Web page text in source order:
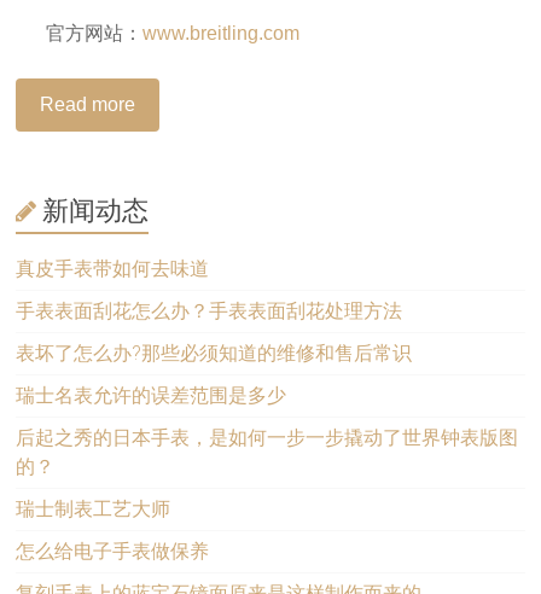
官方网站：www.breitling.com
Read more
新闻动态
真皮手表带如何去味道
手表表面刮花怎么办？手表表面刮花处理方法
表坏了怎么办?那些必须知道的维修和售后常识
瑞士名表允许的误差范围是多少
后起之秀的日本手表，是如何一步一步撬动了世界钟表版图
的？
瑞士制表工艺大师
怎么给电子手表做保养